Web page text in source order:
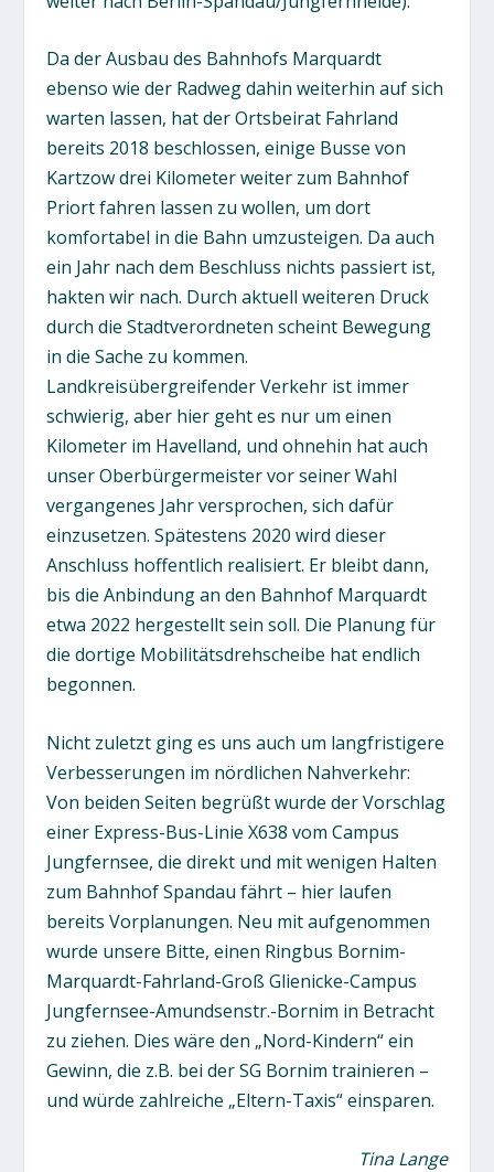
Da der Ausbau des Bahnhofs Marquardt
ebenso wie der Radweg dahin weiterhin auf sich
warten lassen, hat der Ortsbeirat Fahrland
bereits 2018 beschlossen, einige Busse von
Kartzow drei Kilometer weiter zum Bahnhof
Priort fahren lassen zu wollen, um dort
komfortabel in die Bahn umzusteigen. Da auch
ein Jahr nach dem Beschluss nichts passiert ist,
hakten wir nach. Durch aktuell weiteren Druck
durch die Stadtverordneten scheint Bewegung
in die Sache zu kommen.
Landkreisübergreifender Verkehr ist immer
schwierig, aber hier geht es nur um einen
Kilometer im Havelland, und ohnehin hat auch
unser Oberbürgermeister vor seiner Wahl
vergangenes Jahr versprochen, sich dafür
einzusetzen. Spätestens 2020 wird dieser
Anschluss hoffentlich realisiert. Er bleibt dann,
bis die Anbindung an den Bahnhof Marquardt
etwa 2022 hergestellt sein soll. Die Planung für
die dortige Mobilitätsdrehscheibe hat endlich
begonnen.
Nicht zuletzt ging es uns auch um langfristigere
Verbesserungen im nördlichen Nahverkehr:
Von beiden Seiten begrüßt wurde der Vorschlag
einer Express-Bus-Linie X638 vom Campus
Jungfernsee, die direkt und mit wenigen Halten
zum Bahnhof Spandau fährt – hier laufen
bereits Vorplanungen. Neu mit aufgenommen
wurde unsere Bitte, einen Ringbus Bornim-
Marquardt-Fahrland-Groß Glienicke-Campus
Jungfernsee-Amundsenstr.-Bornim in Betracht
zu ziehen. Dies wäre den „Nord-Kindern“ ein
Gewinn, die z.B. bei der SG Bornim trainieren –
und würde zahlreiche „Eltern-Taxis“ einsparen.
Tina Lange